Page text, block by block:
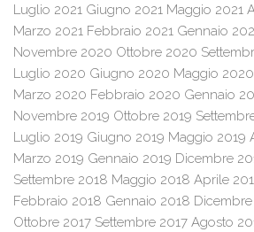
Luglio 2021 Giugno 2021 Maggio 2021
Marzo 2021 Febbraio 2021 Gennaio
Novembre 2020 Ottobre 2020
Luglio 2020 Giugno 2020 Maggio 2020
Marzo 2020 Febbraio 2020 Gennaio
Novembre 2019 Ottobre 2019
Luglio 2019 Giugno 2019 Maggio 2019
Marzo 2019 Gennaio 2019 Dicembre
Settembre 2018 Maggio 2018 Aprile
Febbraio 2018 Gennaio 2018
Ottobre 2017 Settembre 2017 Agosto